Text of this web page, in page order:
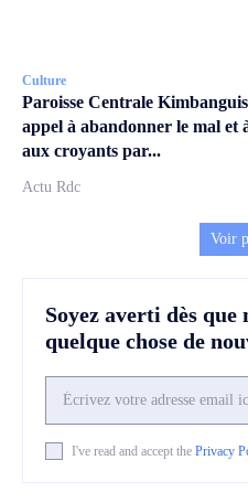
Culture
Paroisse Centrale
appel à abandonner le mal et
aux croyants par...
Actu Rdc
Voir
Soyez averti dès que
quelque chose de
I've read and accept the Privacy